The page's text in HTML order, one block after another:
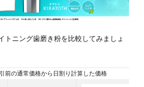
トニング歯磨き粉を比較してみましょ
前の通常価格から日割り計算した価格